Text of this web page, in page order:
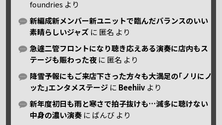
foundries より
新編成新メンバー新ユニットで臨んだバランスのいい
素晴らしいジャズ に 匿名 より
急遽二管フロントになり聴き応えある演奏に店内もス
テージも賑わった夜 に 匿名 より
降雪予報にもご来店下さった方々も大満足の｢ノリにノ
ッた｣エンタメステージ に Beehiiv より
新年度初日も雨と寒さで拍子抜けも…滅多に聴けない
中身の濃い演奏 に ばんび より